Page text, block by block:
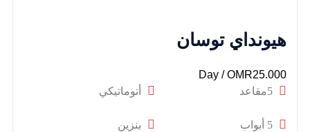
هيونداي توسان
OMR25.000
/ Day
5مقاعد
أتوماتيكي
5 أبواب بنزين